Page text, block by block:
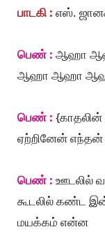
பாடகி : எஸ்.
பெண் : ஆஹா
ஆஹா ஆஹா
பெண் :
ஏற்றினேன் எந்தன்
பெண் : ஊடலில்
கூடலில் கண்ட
மயக்கம் என்ன